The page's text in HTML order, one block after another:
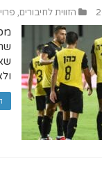
הזווית לחיבורים,